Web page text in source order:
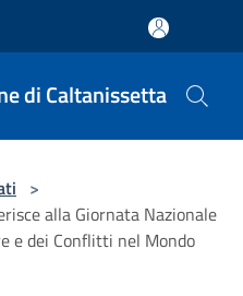
di Caltanissetta
>
alla Giornata Nazionale
e dei Conflitti nel Mondo